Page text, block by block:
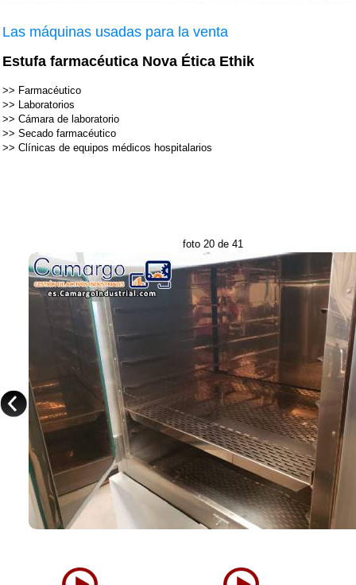
Las máquinas usadas para la venta
Estufa farmacéutica Nova Ética Ethik
>> Farmacéutico
>> Laboratorios
>> Cámara de laboratorio
>> Secado farmacéutico
>> Clínicas de equipos médicos hospitalarios
foto 20 de 41